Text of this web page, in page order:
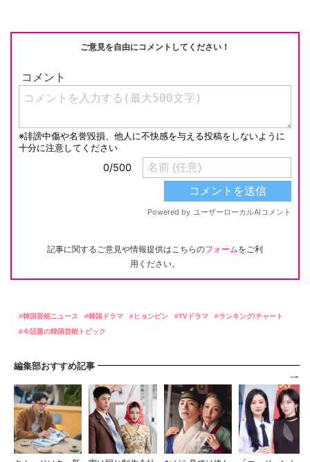
ご意見を自由にコメントしてください！
記事に関するご意見や情報提供はこちらのフォームをご利
用ください。
韓国芸能ニュース 韓国ドラマ ヒョンビン TVドラマ
ランキング/チャート
今話題の韓国芸能トピック
編集部おすすめ記事